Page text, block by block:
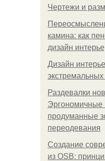
Чертежи и
камина: как
дизайн
Дизайн
Раздевалки
Эргономичные
продуманные
переодевания
Создание
из OSB: